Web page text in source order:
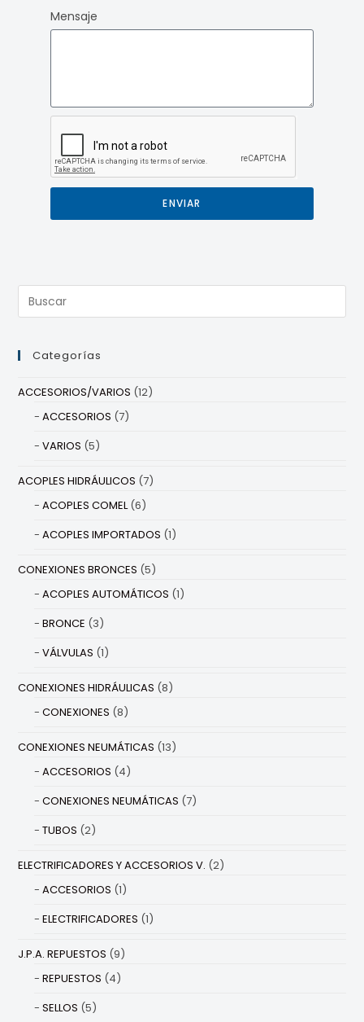
Mensaje
ENVIAR
Categorías
ACCESORIOS/VARIOS (12)
ACCESORIOS (7)
VARIOS (5)
ACOPLES HIDRÁULICOS (7)
ACOPLES COMEL(6)
ACOPLES IMPORTADOS (1)
CONEXIONES BRONCES (5)
ACOPLES AUTOMÁTICOS (1)
BRONCE (3)
VÁLVULAS (1)
CONEXIONES HIDRÁULICAS (8)
CONEXIONES (8)
CONEXIONES NEUMÁTICAS (13)
ACCESORIOS (4)
CONEXIONES NEUMÁTICAS (7)
TUBOS (2)
ELECTRIFICADORES Y ACCESORIOS V. (2)
ACCESORIOS (1)
ELECTRIFICADORES (1)
J.P.A. REPUESTOS (9)
REPUESTOS (4)
SELLOS (5)